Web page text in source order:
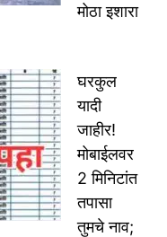
मोठा इशारा
घरकुल
यादी
जाहीर!
मोबाईलवर
2 मिनिटांत
तपासा
तुमचे नाव;